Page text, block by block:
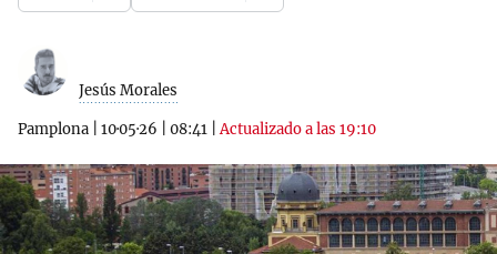
Jesús Morales
Pamplona 10·05·26 08:41 |Actualizado a las 19:10